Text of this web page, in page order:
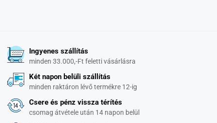
Ingyenes szállítás
minden 33.000,-Ft feletti vásárlásra
Két napon belüli szállítás
minden raktáron lévő termékre 12-ig
Csere és pénz vissza térítés
csomag átvétele után 14 napon belül